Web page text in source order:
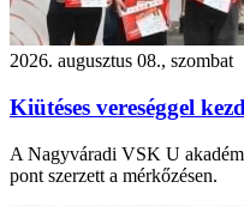
2026. augusztus 08., szombat
Kiütéses vereséggel
A Nagyváradi VSK U
pont szerzett a mérkőzésen.